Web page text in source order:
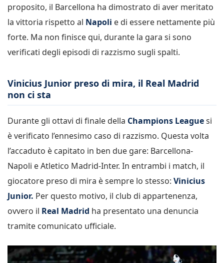
proposito, il Barcellona ha dimostrato di aver meritato
la vittoria rispetto al Napoli e di essere nettamente più
forte. Ma non finisce qui, durante la gara si sono
verificati degli episodi di razzismo sugli spalti.
Vinicius Junior preso di mira, il Real Madrid
non ci sta
Durante gli ottavi di finale della Champions Leaguesi
è verificato l’ennesimo caso di razzismo. Questa volta
l’accaduto è capitato in ben due gare: Barcellona-
Napoli e Atletico Madrid-Inter. In entrambi i match, il
giocatore preso di mira è sempre lo stesso: Vinicius
Junior. Per questo motivo, il club di appartenenza,
ovvero il Real Madrid ha presentato una denuncia
tramite comunicato ufficiale.